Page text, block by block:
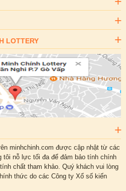
LOTTERY
minhchinh.com được cập nhật từ các
tôi nỗ lực tối đa để đảm bảo tính chính
chất tham khảo. Quý khách vui lòng
thức do các Công ty Xổ số kiến